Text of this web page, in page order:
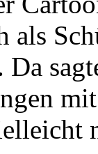
als
Da